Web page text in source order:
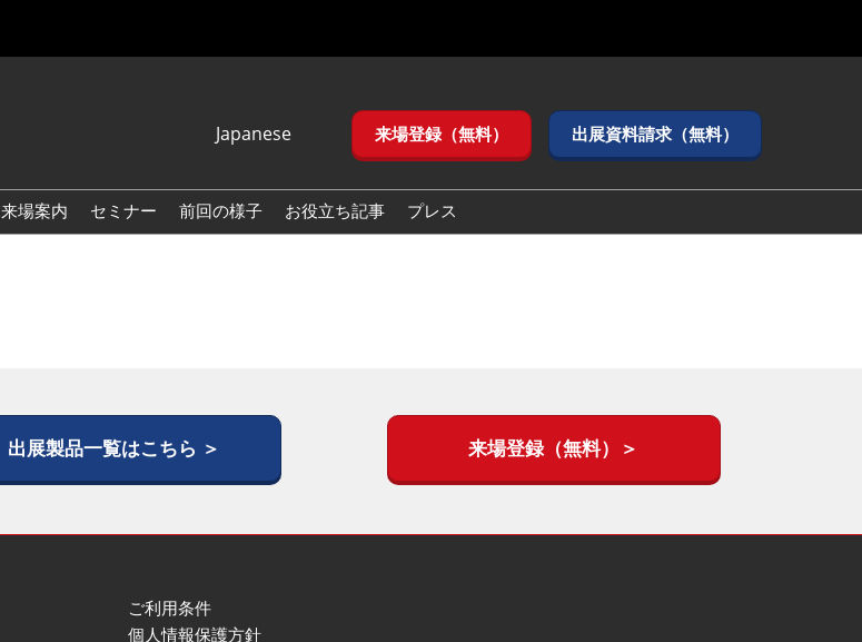
Japanese
English
Korean (Naver
来場登録（無料） 出展資料請求（無料）
来場案内 セミナー 前回の様子 お役立ち記事 プレス
出展製品一覧はこちら ＞ 来場登録（無料）＞
ご利用条件
個人情報保護方針